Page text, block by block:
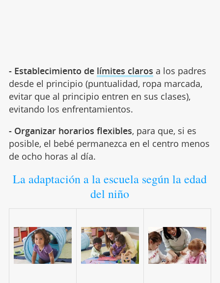
- Establecimiento de límites claros a los padres
desde el principio (puntualidad, ropa marcada,
evitar que al principio entren en sus clases),
evitando los enfrentamientos.
- Organizar horarios flexibles, para que, si es
posible, el bebé permanezca en el centro menos
de ocho horas al día.
La adaptación a la escuela según la edad
del niño